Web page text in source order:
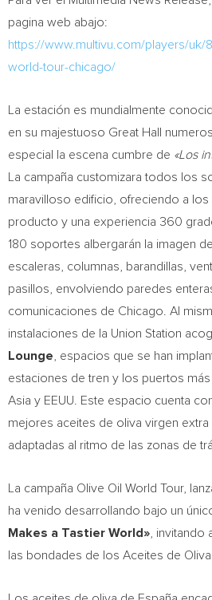
pagina web abajo:
https://www.multivu.com/players/uk/
world-tour-chicago/
La estación es mundialmente
en su majestuoso Great Hall
especial la escena cumbre de «Los
La campaña customizara todos los
maravilloso edificio, ofreciendo a los
producto y una experiencia 360
180 soportes albergarán la imagen
escaleras, columnas, barandillas,
pasillos, envolviendo paredes
comunicaciones de Chicago . Al
instalaciones de la Union Station
Lounge , espacios que se han
estaciones de tren y los puertos más
Asia y EEUU. Este espacio cuenta
mejores aceites de oliva virgen
adaptadas al ritmo de las zonas de
La campaña Olive Oil World Tour,
ha venido desarrollando bajo un
Makes a Tastier World» ,
las bondades de los Aceites de Oliva.